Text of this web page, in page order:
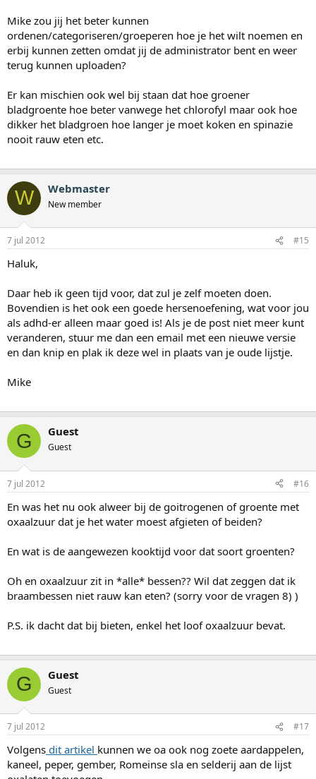
Mike zou jij het beter kunnen
ordenen/categoriseren/groeperen hoe je het wilt noemen en
erbij kunnen zetten omdat jij de administrator bent en weer
terug kunnen uploaden?
Er kan mischien ook wel bij staan dat hoe groener
bladgroente hoe beter vanwege het chlorofyl maar ook hoe
dikker het bladgroen hoe langer je moet koken en spinazie
nooit rauw eten etc.
W Webmaster
New member
7 jul 2012 #15
Haluk,
Daar heb ik geen tijd voor, dat zul je zelf moeten doen.
Bovendien is het ook een goede hersenoefening, wat voor jou
als adhd-er alleen maar goed is! Als je de post niet meer kunt
veranderen, stuur me dan een email met een nieuwe versie
en dan knip en plak ik deze wel in plaats van je oude lijstje.
Mike
G Guest
Guest
7 jul 2012 #16
En was het nu ook alweer bij de goitrogenen of groente met
oxaalzuur dat je het water moest afgieten of beiden?
En wat is de aangewezen kooktijd voor dat soort groenten?
Oh en oxaalzuur zit in *alle* bessen?? Wil dat zeggen dat ik
braambessen niet rauw kan eten? (sorry voor de vragen 8) )
P.S. ik dacht dat bij bieten, enkel het loof oxaalzuur bevat.
G Guest
Guest
7 jul 2012 #17
Volgens dit artikel kunnen we oa ook nog zoete aardappelen,
kaneel, peper, gember, Romeinse sla en selderij aan de lijst